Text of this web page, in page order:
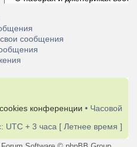
сообщения
конференции • Часовой
UTC + 3 часа [ Летнее время ]